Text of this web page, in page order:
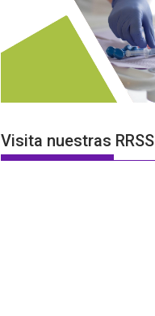
Visita nuestras RRSS